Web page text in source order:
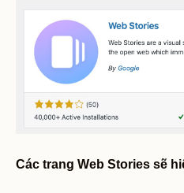
Các trang Web Stories sẽ